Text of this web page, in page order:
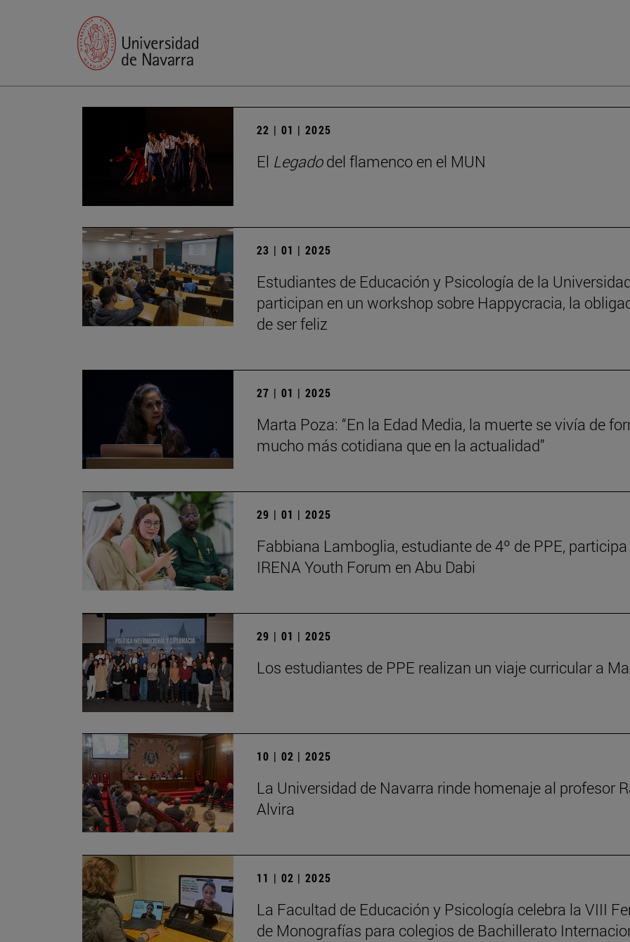
22 | 01 | 2025
El Legadodel flamenco en el MUN
23 | 01 | 2025
Estudiantes de Educación y Psicología de la
participan en un workshop sobre Happycracia, la
de ser feliz
27 | 01 | 2025
Marta Poza: “En la Edad Media, la muerte se vivía de
mucho más cotidiana que en la actualidad”
29 | 01 | 2025
Fabbiana Lamboglia, estudiante de 4º de PPE, participa
IRENA Youth Forum en Abu Dabi
29 | 01 | 2025
Los estudiantes de PPE realizan un viaje curricular a
10 | 02 | 2025
La Universidad de Navarra rinde homenaje al profesor
Alvira
11 | 02 | 2025
La Facultad de Educación y Psicología celebra la VIII
de Monografías para colegios de Bachillerato